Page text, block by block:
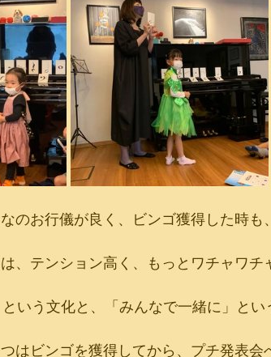
のお行儀が良く、ビンゴ獲得した時も
、テンション高く、もっとワチャワチ
いう文化と、「みんなで一緒に」とい
はビンゴを獲得してから、プチ発表会